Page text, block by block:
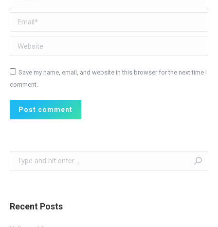
Email *
Website
Save my name, email, and website in this browser for the next time I
comment.
Post comment
Search:
Recent Posts